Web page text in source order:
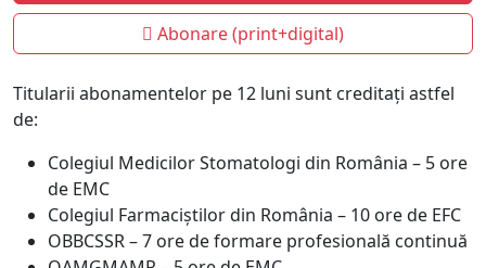
Abonare (print+digital)
Titularii abonamentelor pe 12 luni sunt creditați astfel
de:
Colegiul Medicilor Stomatologi din România – 5 ore
de EMC
Colegiul Farmaciștilor din România – 10 ore de EFC
OBBCSSR – 7 ore de formare profesională continuă